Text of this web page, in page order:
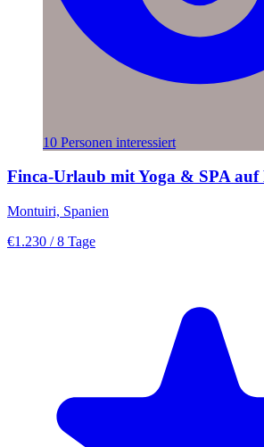
10 Personen interessiert
Finca-Urlaub mit Yoga & SPA
Montuiri, Spanien
€1.230 / 8 Tage